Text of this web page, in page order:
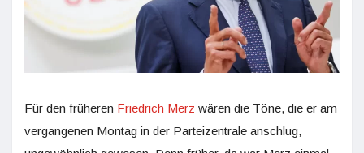
Für den früheren Friedrich Merz wären die Töne, die er am
vergangenen Montag in der Parteizentrale anschlug,